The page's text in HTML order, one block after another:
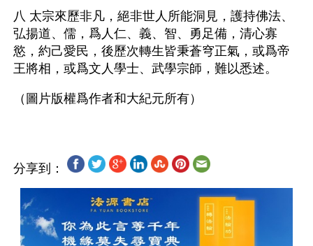
八 太宗來歷非凡，絕非世人所能洞見，護持佛法、
弘揚道、儒，爲人仁、義、智、勇足備，清心寡
慾，約己愛民，後歷次轉生皆秉蒼穹正氣，或爲帝
王將相，或爲文人學士、武學宗師，難以悉述。
分享到：